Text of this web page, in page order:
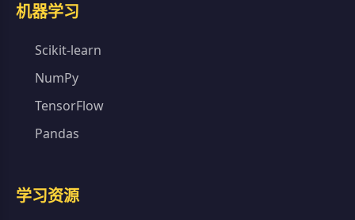
机器学习
Scikit-learn
NumPy
TensorFlow
Pandas
学习资源